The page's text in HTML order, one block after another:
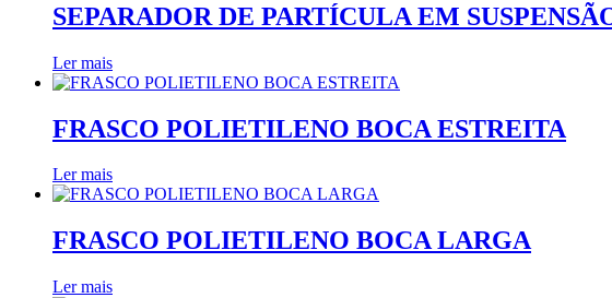
SEPARADOR DE PARTÍCULA EM
Ler mais
FRASCO POLIETILENO BOCA ESTREITA
Ler mais
FRASCO POLIETILENO BOCA LARGA
Ler mais